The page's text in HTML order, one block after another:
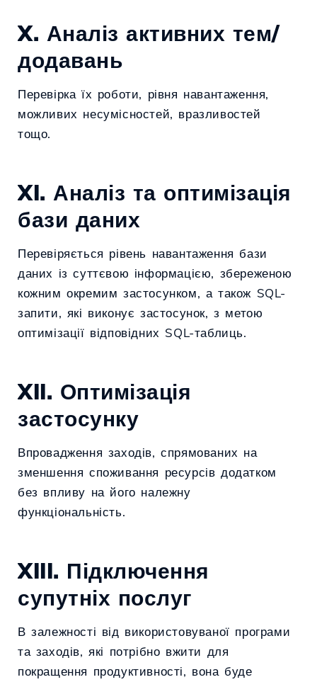
X. Аналіз активних тем/
додавань
Перевірка їх роботи, рівня навантаження,
можливих несумісностей, вразливостей
тощо.
XI. Аналіз та оптимізація
бази даних
Перевіряється рівень навантаження бази
даних із суттєвою інформацією, збереженою
кожним окремим застосунком, а також SQL-
запити, які виконує застосунок, з метою
оптимізації відповідних SQL-таблиць.
XII. Оптимізація
застосунку
Впровадження заходів, спрямованих на
зменшення споживання ресурсів додатком
без впливу на його належну
функціональність.
XIII. Підключення
супутніх послуг
В залежності від використовуваної програми
та заходів, які потрібно вжити для
покращення продуктивності, вона буде